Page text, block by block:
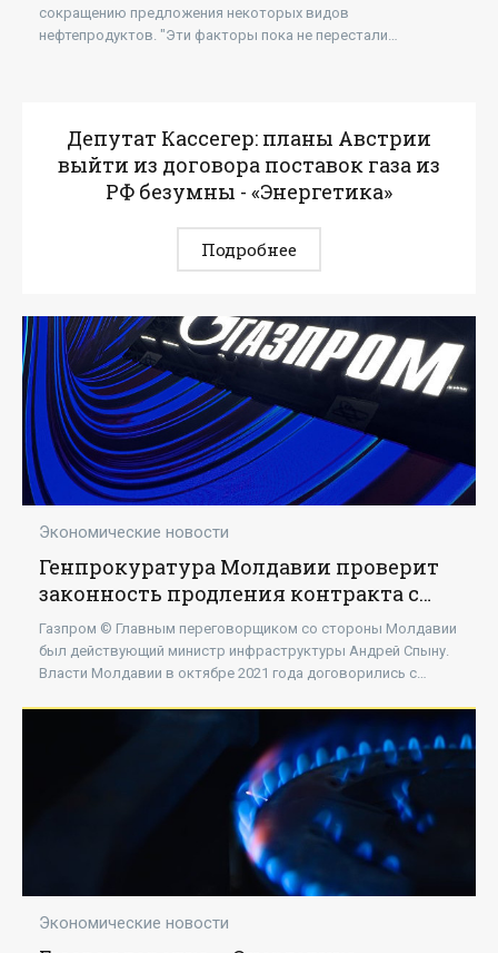
сокращению предложения некоторых видов
нефтепродуктов. "Эти факторы пока не перестали
Депутат Кассегер: планы Австрии
выйти из договора поставок газа из
РФ безумны - «Энергетика»
Подробнее
Экономические новости
Генпрокуратура Молдавии проверит
законность продления контракта с
"Газпромом" - «Энергетика»
Газпром © Главным переговорщиком со стороны Молдавии
был действующий министр инфраструктуры Андрей Спыну.
Власти Молдавии в октябре 2021 года договорились с
Экономические новости